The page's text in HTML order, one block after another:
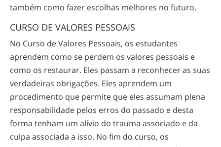
também como fazer escolhas melhores no futuro.
CURSO DE VALORES PESSOAIS
No Curso de Valores Pessoais, os estudantes
aprendem como se perdem os valores pessoais e
como os restaurar. Eles passam a reconhecer as suas
verdadeiras obrigações. Eles aprendem um
procedimento que permite que eles assumam plena
responsabilidade pelos erros do passado e desta
forma tenham um alívio do trauma associado e da
culpa associada a isso. No fim do curso, os